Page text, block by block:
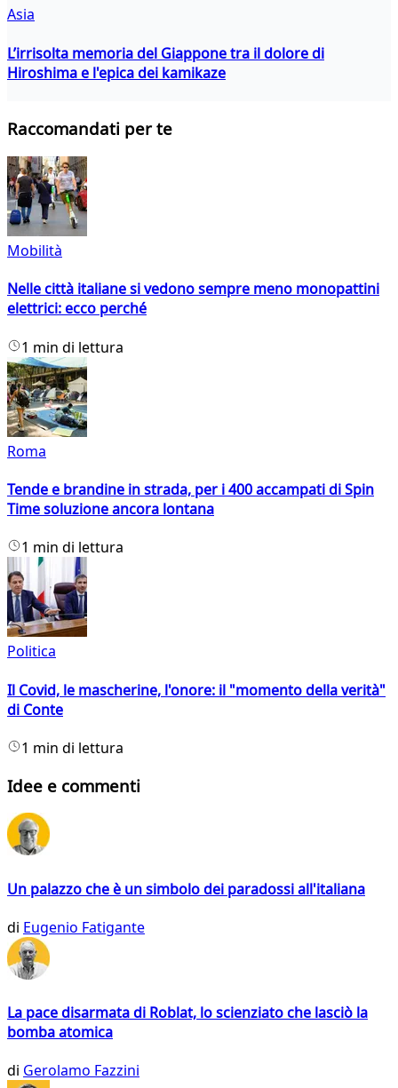
Asia
L’irrisolta memoria del Giappone tra il dolore di
Hiroshima e l'epica dei kamikaze
Raccomandati per te
Mobilità
Nelle città italiane si vedono sempre meno monopattini
elettrici: ecco perché
1 min di lettura
Roma
Tende e brandine in strada, per i 400 accampati di Spin
Time soluzione ancora lontana
1 min di lettura
Politica
Il Covid, le mascherine, l'onore: il "momento della verità"
di Conte
1 min di lettura
Idee e commenti
Un palazzo che è un simbolo dei paradossi all'italiana
di Eugenio Fatigante
La pace disarmata di Roblat, lo scienziato che lasciò la
bomba atomica
di Gerolamo Fazzini